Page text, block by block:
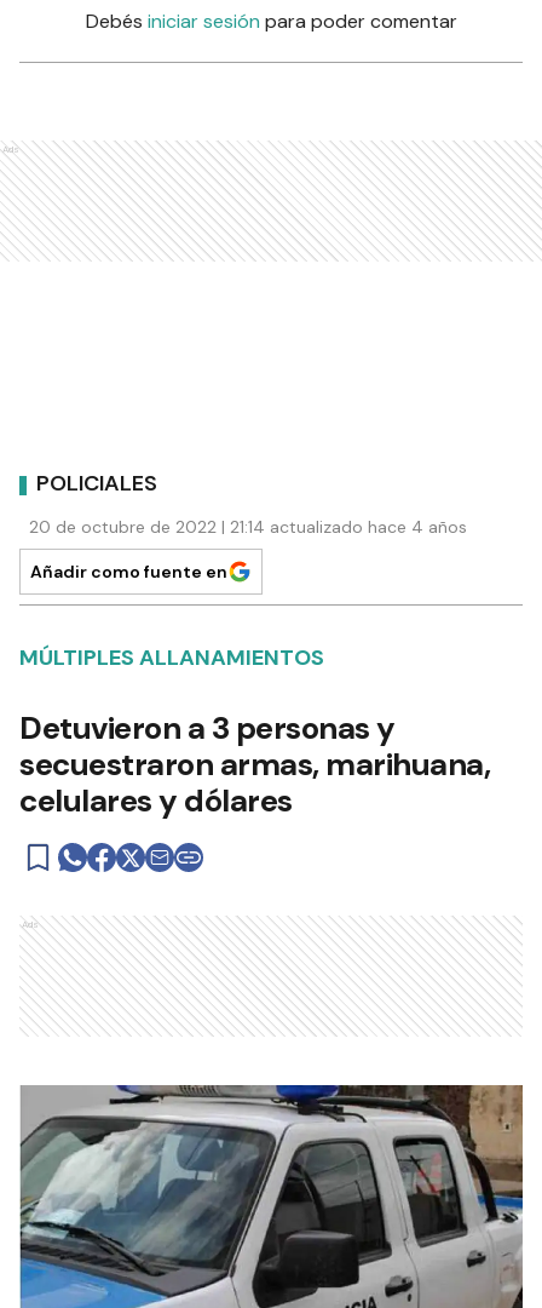
Debés iniciar sesión para poder comentar
Ads
POLICIALES
20 de octubre de 2022 | 21:14 actualizado hace 4 años
Añadir como fuente en
MÚLTIPLES ALLANAMIENTOS
Detuvieron a 3 personas y
secuestraron armas, marihuana,
celulares y dólares
Ads